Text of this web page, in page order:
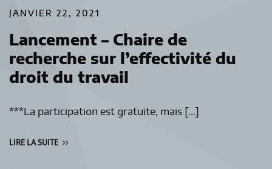
JANVIER 22, 2021
Lancement – Chaire de
recherche sur l’effectivité du
droit du travail
***La participation est gratuite, mais […]
LIRE LA SUITE